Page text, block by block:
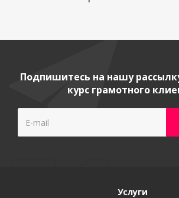
Подпишитесь на нашу
курс грамотного
Услуги